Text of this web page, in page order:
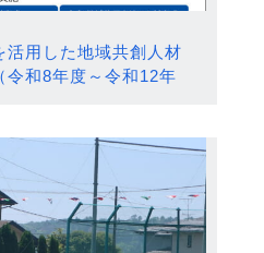
活用した地域共創人材
令和8年度～令和12年